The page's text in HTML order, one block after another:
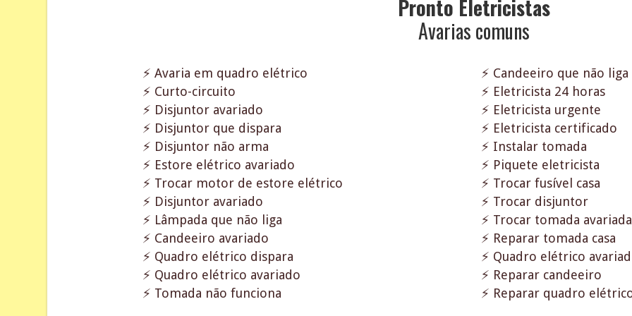
Pronto Eletricistas
Avarias comuns
⚡ Avaria em quadro elétrico
⚡ Curto-circuito
⚡ Disjuntor avariado
⚡ Disjuntor que dispara
⚡ Disjuntor não arma
⚡ Estore elétrico avariado
⚡ Trocar motor de estore elétrico
⚡ Disjuntor avariado
⚡ Lâmpada que não liga
⚡ Candeeiro avariado
⚡ Quadro elétrico dispara
⚡ Quadro elétrico avariado
⚡ Tomada não funciona
⚡ Candeeiro que não liga
⚡ Eletricista 24 horas
⚡ Eletricista urgente
⚡ Eletricista certificado
⚡ Instalar tomada
⚡ Piquete eletricista
⚡ Trocar fusível casa
⚡ Trocar disjuntor
⚡ Trocar tomada avariada
⚡ Reparar tomada casa
⚡ Quadro elétrico
⚡ Reparar candeeiro
⚡ Reparar quadro